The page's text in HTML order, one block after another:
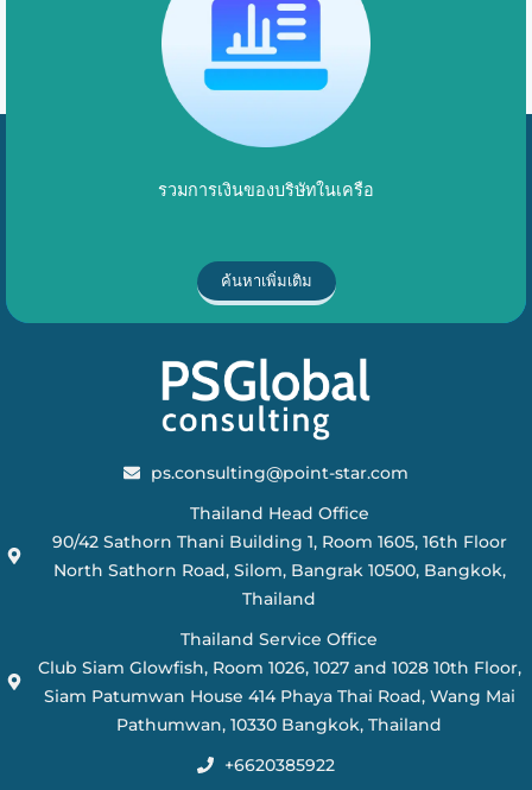
รวมการเงินของบริษัทในเครือ
ค้นหาเพิ่มเติม
ps.consulting@point-star.com
Thailand Head Office
90/42 Sathorn Thani Building 1, Room 1605, 16th Floor
North Sathorn Road, Silom, Bangrak 10500, Bangkok,
Thailand
Thailand Service Office
Club Siam Glowfish, Room 1026, 1027 and 1028 10th Floor,
Siam Patumwan House 414 Phaya Thai Road, Wang Mai
Pathumwan, 10330 Bangkok, Thailand
+6620385922